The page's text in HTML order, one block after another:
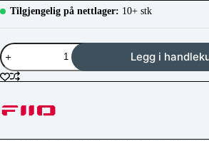
Tilgjengelig på nettlager: 10+ stk
FiiO
FD11
antall
Legg i